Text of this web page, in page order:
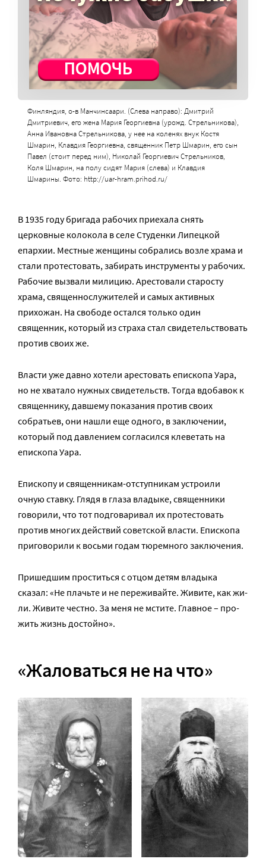
Финляндия, о-в Манчинсаари. (Слева направо): Дмитрий
Дмитриевич, его жена Мария Георгиевна (урожд. Стрельникова),
Анна Ивановна Стрельникова, у нее на коленях внук Костя
Шмарин, Клавдия Георгиевна, священник Петр Шмарин, его сын
Павел (стоит перед ним), Николай Георгиевич Стрельников,
Коля Шмарин, на полу сидят Мария (слева) и Клавдия
Шмарины. Фото: http://uar-hram.prihod.ru/
В 1935 году бригада рабочих приехала снять
церковные колокола в селе Студенки Липецкой
епархии. Местные женщины собрались возле храма и
стали протестовать, забирать инструменты у рабочих.
Рабочие вызвали милицию. Арестовали старосту
храма, священнослужителей и самых активных
прихожан. На свободе остался только один
священник, который из страха стал свидетельствовать
против своих же.
Власти уже давно хотели арестовать епископа Уара,
но не хватало нужных свидетельств. Тогда вдобавок к
священнику, давшему показания против своих
собратьев, они нашли еще одного, в заключении,
который под давлением согласился клеветать на
епископа Уара.
Епископу и священникам-отступникам устроили
очную ставку. Глядя в глаза владыке, священники
говорили, что тот подговаривал их протестовать
против многих действий советской власти. Епископа
приговорили к восьми годам тюремного заключения.
Пришедшим проститься с отцом детям владыка
сказал: «Не плачь­те и не пе­ре­жи­вай­те. Жи­ви­те, как жи­
ли. Жи­ви­те чест­но. За ме­ня не мсти­те. Глав­ное – про­
жить жизнь до­стой­но».
«Жаловаться не на что»